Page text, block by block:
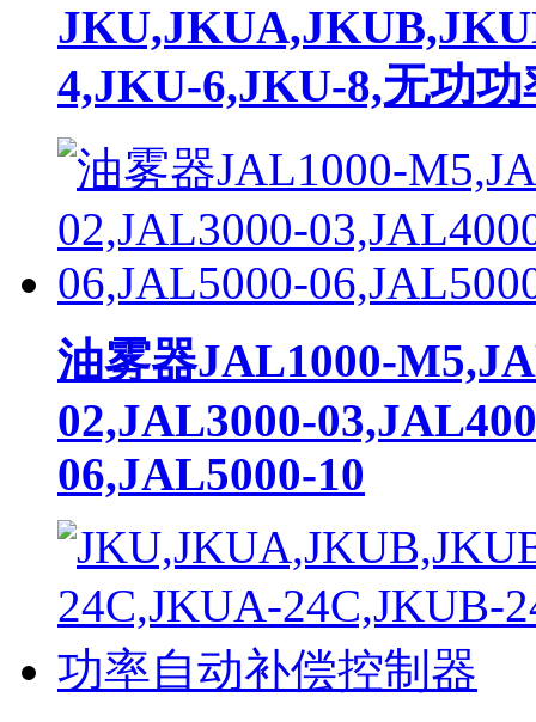
4,JKU-6,JKU-8,无功
油雾器JAL1000-
02,JAL3000-
06,JAL5000-10